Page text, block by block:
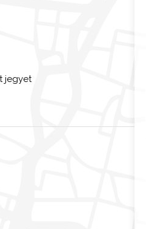
jegyet